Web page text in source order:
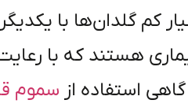
کم گلدان‌ها با
هستند که با
استفاده از سموم